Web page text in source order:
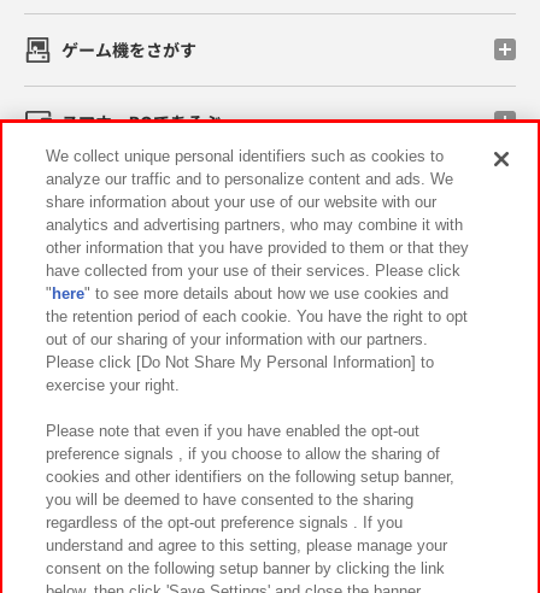
ゲーム機をさがす
スマホ・PCであそぶ
イベント・キャンペーン
関連会社 サステナビリティ サイトポリシー
プライバシーポリシー ウェブアクセシビリティ方針と検証結果
お取引先さまとともに
カスタマーハラスメント対応方針 よくあるご質問・お問い合わせ
We collect unique personal identifiers such as cookies to
analyze our traffic and to personalize content and ads. We
share information about your use of our website with our
analytics and advertising partners, who may combine it with
other information that you have provided to them or that they
have collected from your use of their services. Please click
" here" to see more details about how we use cookies and
the retention period of each cookie. You have the right to opt
out of our sharing of your information with our partners.
Please click [Do Not Share My Personal Information] to
exercise your right.
Please note that even if you have enabled the opt-out
preference signals , if you choose to allow the sharing of
cookies and other identifiers on the following setup banner,
you will be deemed to have consented to the sharing
regardless of the opt-out preference signals . If you
understand and agree to this setting, please manage your
consent on the following setup banner by clicking the link